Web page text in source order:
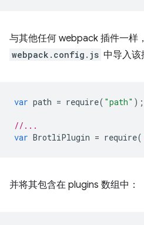
与其他任何 webpack 插件一样
webpack.config.js 中导入该
var path = require( "path" );
//...
var BrotliPlugin = require(
并将其包含在 plugins 数组中：